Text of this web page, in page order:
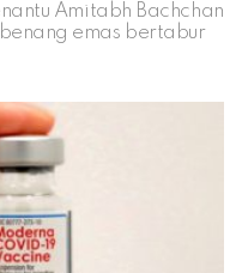
Amitabh Bachchan
emas bertabur